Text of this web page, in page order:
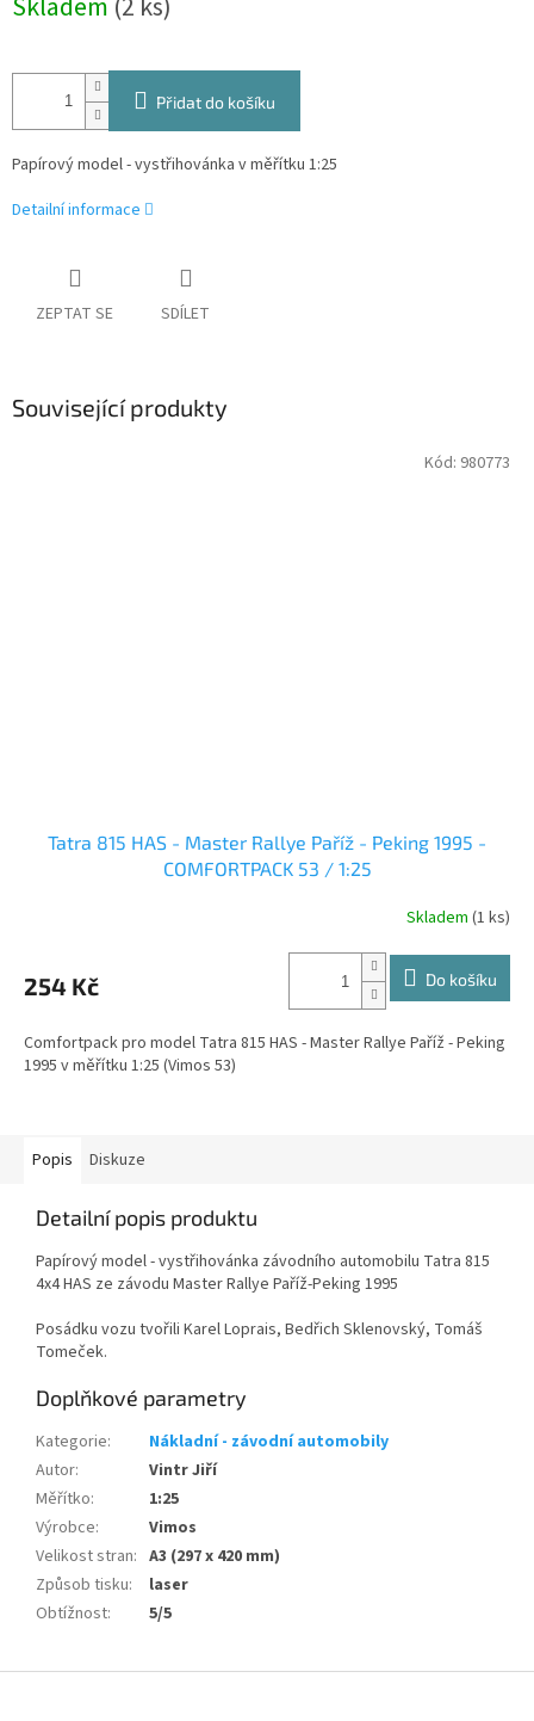
cena:
Přidat do košíku
Papírový model - vystřihovánka v měřítku 1:25
Detailní informace
ZEPTAT SE SDÍLET
Související produkty
Tatra 815 HAS - Master Rallye Paříž - Peking 1995 -
COMFORTPACK 53 / 1:25
Skladem (1 ks)
254 Kč Do košíku
Comfortpack pro model Tatra 815 HAS - Master Rallye Paříž - Peking
1995 v měřítku 1:25 (Vimos 53)
Kód: 980773
Popis Diskuze
Detailní popis produktu
Papírový model - vystřihovánka závodního automobilu Tatra 815
4x4 HAS ze závodu Master Rallye Paříž-Peking 1995
Posádku vozu tvořili Karel Loprais, Bedřich Sklenovský, Tomáš
Tomeček.
Doplňkové parametry
Kategorie:
Nákladní - závodní automobily
Autor:
Vintr Jiří
Měřítko:
1:25
Výrobce:
Vimos
Velikost stran: A3 (297 x 420 mm)
Způsob tisku:
laser
Obtížnost: 5/5